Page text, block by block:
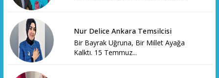
Nur Delice Ankara Temsilcisi
Bir Bayrak Uğruna, Bir Millet Ayağa
Kalktı. 15 Temmuz...